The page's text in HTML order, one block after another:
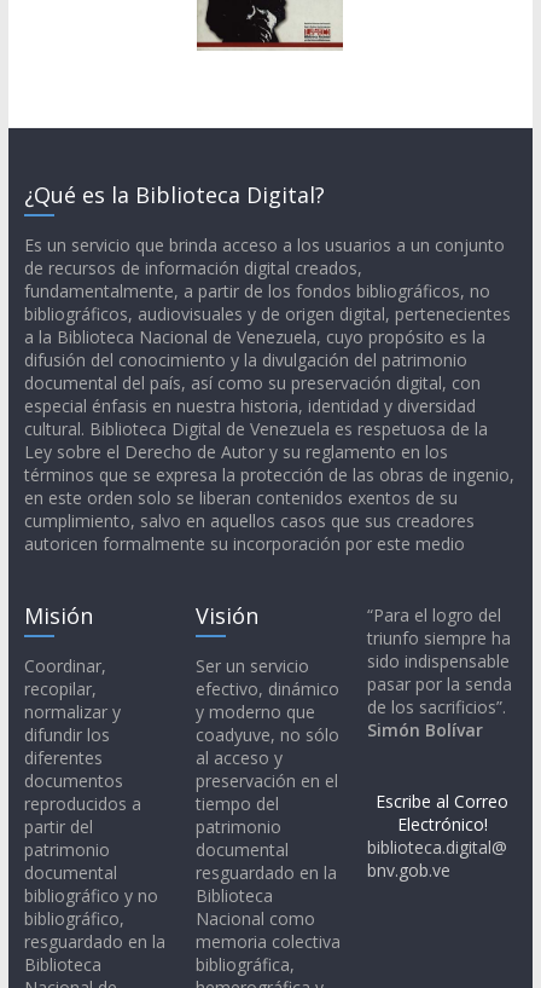
¿Qué es la Biblioteca Digital?
Es un servicio que brinda acceso a los usuarios a un conjunto
de recursos de información digital creados,
fundamentalmente, a partir de los fondos bibliográficos, no
bibliográficos, audiovisuales y de origen digital, pertenecientes
a la Biblioteca Nacional de Venezuela, cuyo propósito es la
difusión del conocimiento y la divulgación del patrimonio
documental del país, así como su preservación digital, con
especial énfasis en nuestra historia, identidad y diversidad
cultural. Biblioteca Digital de Venezuela es respetuosa de la
Ley sobre el Derecho de Autor y su reglamento en los
términos que se expresa la protección de las obras de ingenio,
en este orden solo se liberan contenidos exentos de su
cumplimiento, salvo en aquellos casos que sus creadores
autoricen formalmente su incorporación por este medio
Misión
Coordinar,
recopilar,
normalizar y
difundir los
diferentes
documentos
reproducidos a
partir del
patrimonio
documental
bibliográfico y no
bibliográfico,
resguardado en la
Biblioteca
Visión
Ser un servicio
efectivo, dinámico
y moderno que
coadyuve, no sólo
al acceso y
preservación en el
tiempo del
patrimonio
documental
resguardado en la
Biblioteca
Nacional como
memoria colectiva
bibliográfica,
“Para el logro del
triunfo siempre ha
sido indispensable
pasar por la senda
de los sacrificios”.
Simón Bolívar
Escribe al Correo
Electrónico!
biblioteca.digital@
bnv.gob.ve